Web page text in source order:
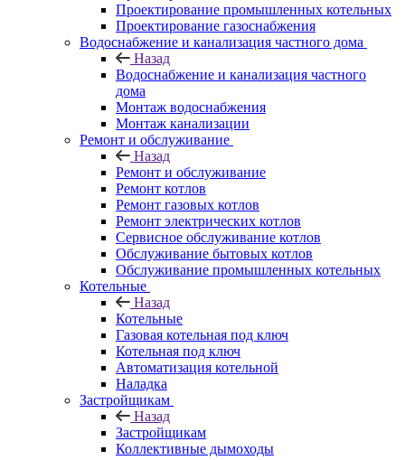
Проектирование промышленных котельных
Проектирование газоснабжения
Водоснабжение и канализация частного дома
Назад
Водоснабжение и канализация частного
дома
Монтаж водоснабжения
Монтаж канализации
Ремонт и обслуживание
Назад
Ремонт и обслуживание
Ремонт котлов
Ремонт газовых котлов
Ремонт электрических котлов
Сервисное обслуживание котлов
Обслуживание бытовых котлов
Обслуживание промышленных котельных
Котельные
Назад
Котельные
Газовая котельная под ключ
Котельная под ключ
Автоматизация котельной
Наладка
Застройщикам
Назад
Застройщикам
Коллективные дымоходы